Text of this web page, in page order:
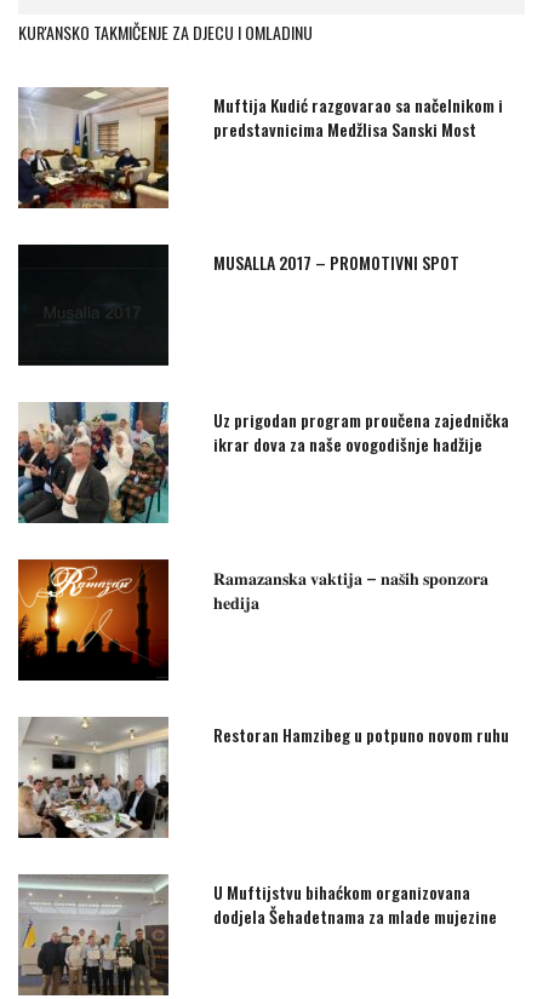
KUR'ANSKO TAKMIČENJE ZA DJECU I OMLADINU
Muftija Kudić razgovarao sa načelnikom i
predstavnicima Medžlisa Sanski Most
MUSALLA 2017 – PROMOTIVNI SPOT
Uz prigodan program proučena zajednička
ikrar dova za naše ovogodišnje hadžije
𝐑𝐚𝐦𝐚𝐳𝐚𝐧𝐬𝐤𝐚 𝐯𝐚𝐤𝐭𝐢𝐣𝐚 – 𝐧𝐚𝐬̌𝐢𝐡 𝐬𝐩𝐨𝐧𝐳𝐨𝐫𝐚
𝐡𝐞𝐝𝐢𝐣𝐚
Restoran Hamzibeg u potpuno novom ruhu
U Muftijstvu bihaćkom organizovana
dodjela Šehadetnama za mlade mujezine